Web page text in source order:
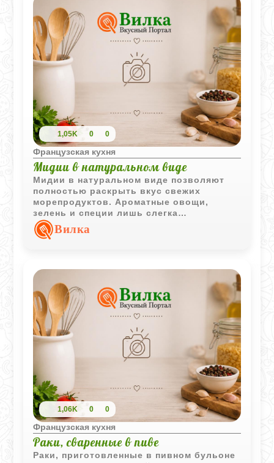
1,05K 0 0
Французская кухня
Мидии в натуральном виде
Мидии в натуральном виде позволяют
полностью раскрыть вкус свежих
морепродуктов. Ароматные овощи,
зелень и специи лишь слегка
подчеркивают естественные морские
нотки блюда.
Вилка
1,06K 0 0
Французская кухня
Раки, сваренные в пиве
Раки, приготовленные в пивном бульоне